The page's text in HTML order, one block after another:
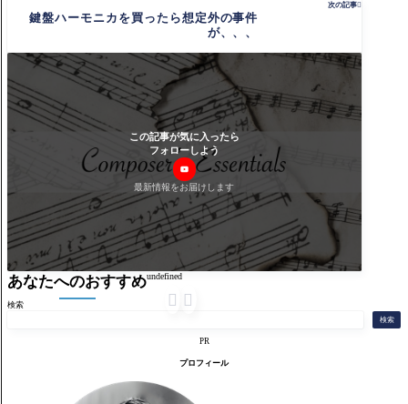
次の記事
鍵盤ハーモニカを買ったら想定外の事件
が、、、
この記事が気に入ったら
フォローしよう
最新情報をお届けします
検索
検索
PR
プロフィール
あなたへのおすすめundefined
 